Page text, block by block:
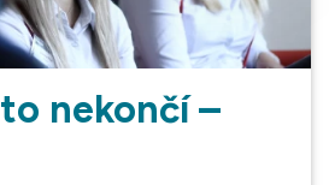
nekončí –